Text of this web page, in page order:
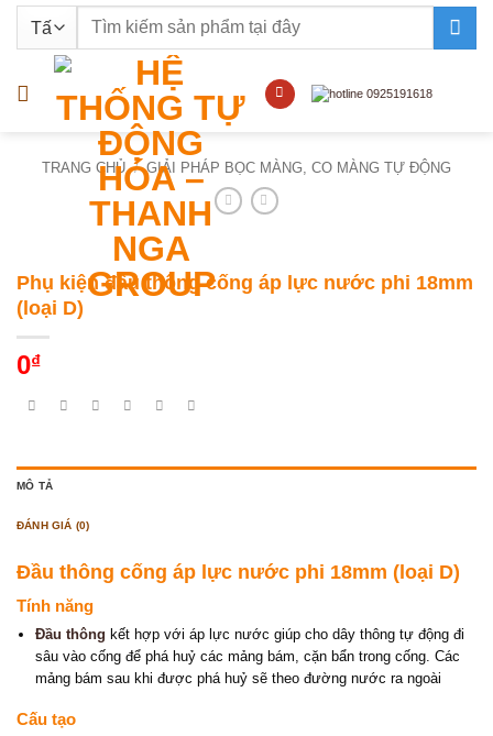
nội
Tìm
TRANG CHỦ / GIẢI PHÁP BỌC MÀNG, CO MÀNG TỰ ĐỘNG
Phụ kiện đầu thông cống áp lực nước phi 18mm
(loại D)
0₫
MÔ TẢ
ĐÁNH GIÁ (0)
Đầu thông cống áp lực nước phi 18mm (loại D)
Tính năng
Đầu thông kết hợp với áp lực nước giúp cho dây thông tự động đi
sâu vào cống để phá huỷ các mảng bám, cặn bẩn trong cống. Các
mảng bám sau khi được phá huỷ sẽ theo đường nước ra ngoài
Cấu tạo